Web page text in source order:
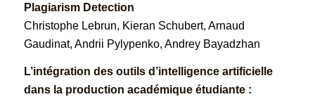
Plagiarism Detection
Christophe Lebrun, Kieran Schubert, Arnaud
Gaudinat, Andrii Pylypenko, Andrey Bayadzhan
L’intégration des outils d’intelligence artificielle
dans la production académique étudiante :